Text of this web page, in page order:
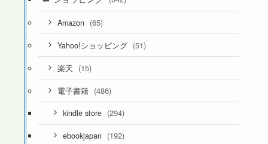
Amazon (65)
Yahoo!ショッピング (51)
楽天 (15)
電子書籍 (486)
kindle store (294)
ebookjapan (192)